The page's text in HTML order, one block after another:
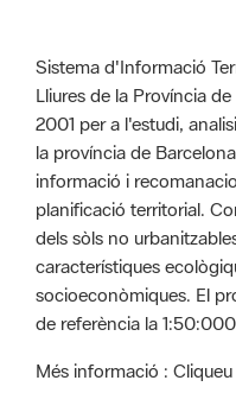
Sistema d'Informació
Lliures de la Província
2001 per a l'estudi,
la província de
informació i
planificació territorial.
dels sòls no
característiques
socioeconòmiques. El
de referència la
Més informació :